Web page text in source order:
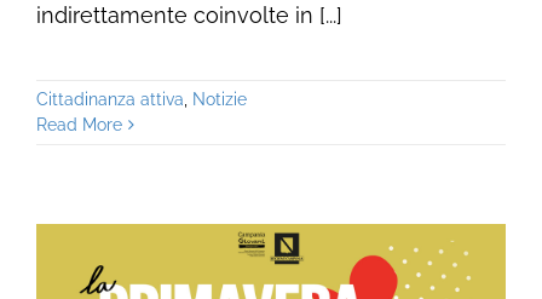
indirettamente coinvolte in [...]
Cittadinanza attiva
Notizie
Read More